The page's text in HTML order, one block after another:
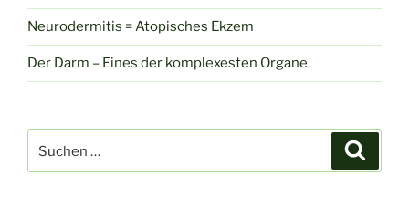
Neurodermitis = Atopisches Ekzem
Der Darm – Eines der komplexesten Organe
nach: